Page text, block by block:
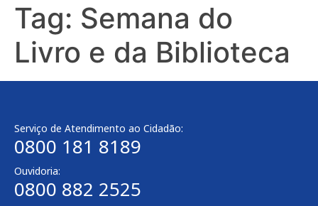
Tag: Semana do
Livro e da Biblioteca
Serviço de Atendimento ao Cidadão:
0800 181 8189
Ouvidoria:
0800 882 2525